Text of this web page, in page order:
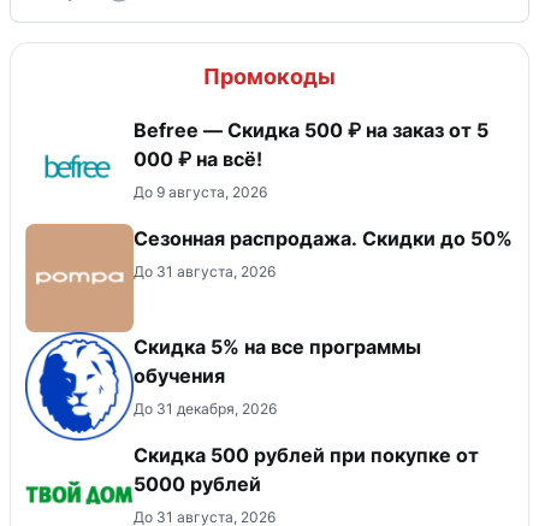
Промокоды
Befree — Скидка 500 ₽ на заказ от 5
000 ₽ на всё!
До 9 августа, 2026
Сезонная распродажа. Скидки до 50%
До 31 августа, 2026
Скидка 5% на все программы
обучения
До 31 декабря, 2026
Скидка 500 рублей при покупке от
5000 рублей
До 31 августа, 2026